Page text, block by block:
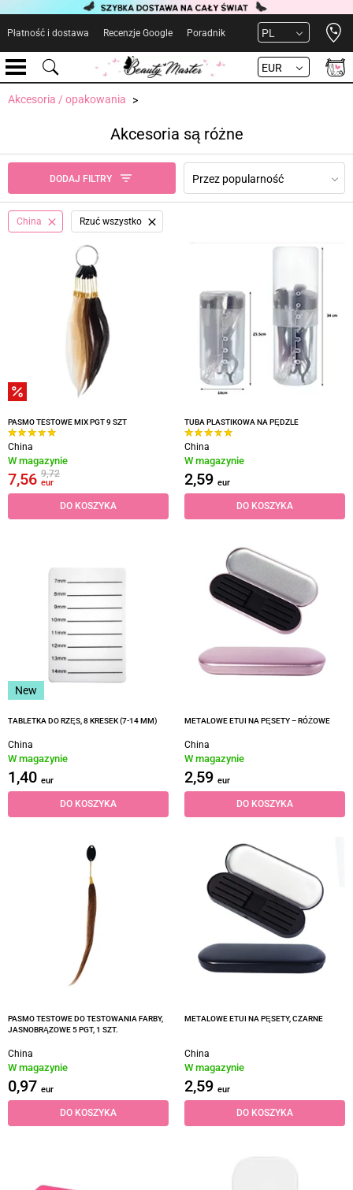
Płatność i dostawa Recenzje Google Poradnik PL
EUR
Akcesoria / opakowania
Akcesoria są różne
DODAJ FILTRY Przez popularność
China Rzuć wszystko
PASMO TESTOWE MIX PGT 9 SZT
China
W magazynie
7,56 9,72
eur
DO KOSZYKA
TUBA PLASTIKOWA NA PĘDZLE
China
W magazynie
2,59 eur
DO KOSZYKA
New
TABLETKA DO RZĘS, 8 KRESEK (7-14 MM)
China
W magazynie
1,40 eur
DO KOSZYKA
METALOWE ETUI NA PĘSETY – RÓŻOWE
China
W magazynie
2,59 eur
DO KOSZYKA
PASMO TESTOWE DO TESTOWANIA FARBY,
JASNOBRĄZOWE 5 PGT, 1 SZT.
China
W magazynie
0,97 eur
DO KOSZYKA
METALOWE ETUI NA PĘSETY, CZARNE
China
W magazynie
2,59 eur
DO KOSZYKA